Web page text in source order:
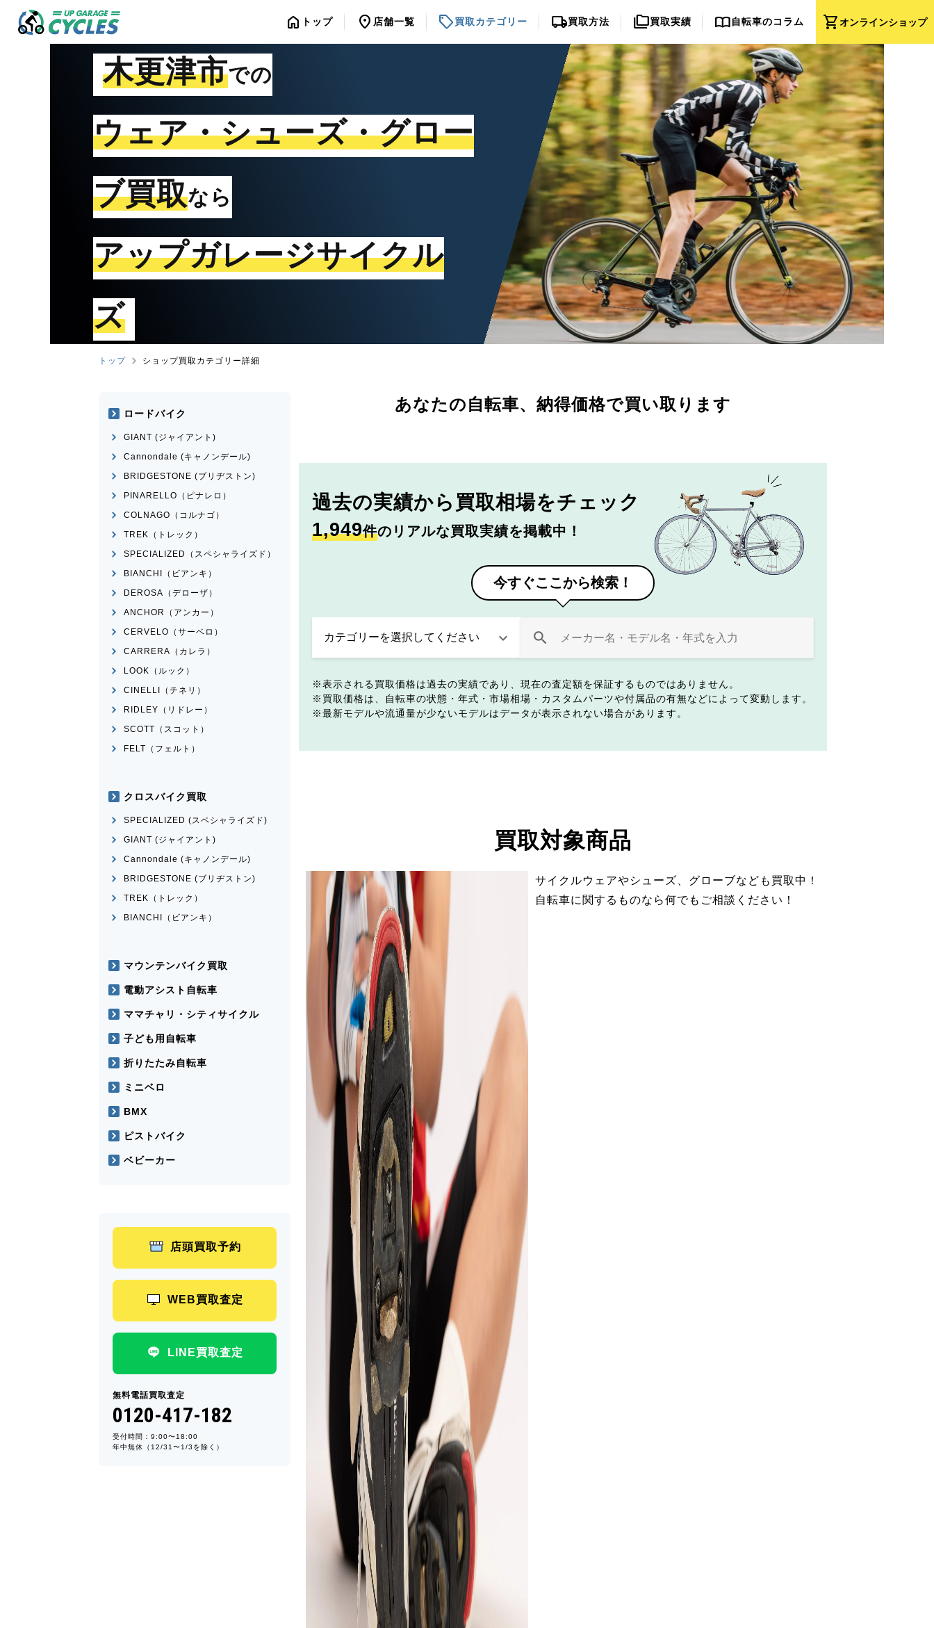
shopping_cartオンラインショップ
home トップ location_on 店舗一覧 sell買取カテゴリー local_shipping買取方法 folder_copy買取実績 import_contacts自転車のコラム
木更津市での
ウェア・シューズ・グロー
ブ買取なら
アップガレージサイクル
ズ
トップ ショップ買取カテゴリー詳細
あなたの自転車、 納得価格で買い取ります
過去の実績から 買取相場をチェック
1,949件のリアルな買取実績を掲載中！
今すぐここから検索！
表示される買取価格は過去の実績であり、現在の査定額を保証するものではありません。
買取価格は、自転車の状態・年式・市場相場・カスタムパーツや付属品の有無などによって変動します。
最新モデルや流通量が少ないモデルはデータが表示されない場合があります。
買取対象商品
サイクルウェアやシューズ、グローブなども買取中！
自転車に関するものなら何でもご相談ください！
ロードバイク
GIANT (ジャイアント)
Cannondale (キャノンデール)
BRIDGESTONE (ブリヂストン)
PINARELLO（ピナレロ）
COLNAGO（コルナゴ）
TREK（トレック）
SPECIALIZED（スペシャライズド）
BIANCHI（ビアンキ）
DEROSA（デローザ）
ANCHOR（アンカー）
CERVELO（サーベロ）
CARRERA（カレラ）
LOOK（ルック）
CINELLI（チネリ）
RIDLEY（リドレー）
SCOTT（スコット）
FELT（フェルト）
クロスバイク買取
SPECIALIZED (スペシャライズド)
GIANT (ジャイアント)
Cannondale (キャノンデール)
BRIDGESTONE (ブリヂストン)
TREK（トレック）
BIANCHI（ビアンキ）
マウンテンバイク買取
電動アシスト自転車
ママチャリ・シティサイクル
子ども用自転車
折りたたみ自転車
ミニベロ
BMX
ピストバイク
ベビーカー
店頭買取予約
WEB買取査定
LINE買取査定
無料電話買取査定
0120-417-182
受付時間：9:00〜18:00
年中無休（12/31〜1/3を除く）